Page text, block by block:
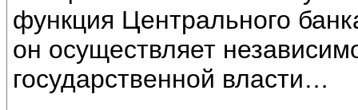
функция Центрального
он осуществляет
государственной власти…